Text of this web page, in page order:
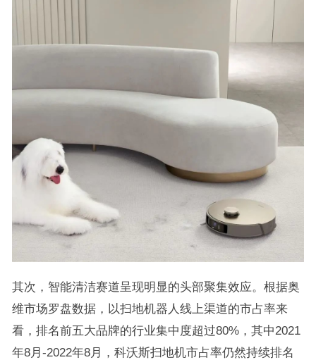
其次，智能清洁赛道呈现明显的头部聚集效应。根据奥
维市场罗盘数据，以扫地机器人线上渠道的市占率来
看，排名前五大品牌的行业集中度超过80%，其中2021
年8月-2022年8月，科沃斯扫地机市占率仍然持续排名